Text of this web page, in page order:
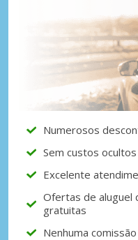
Numerosos
Sem custos ocultos
Excelente
Ofertas de aluguel
gratuitas
Nenhuma